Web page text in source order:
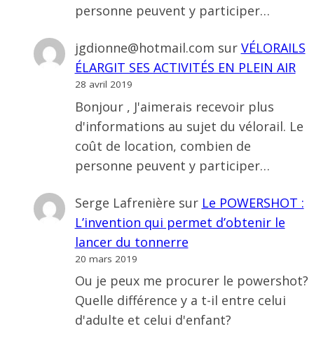
personne peuvent y participer…
jgdionne@hotmail.com sur VÉLORAILS
ÉLARGIT SES ACTIVITÉS EN PLEIN AIR
28 avril 2019
Bonjour , J'aimerais recevoir plus
d'informations au sujet du vélorail. Le
coût de location, combien de
personne peuvent y participer…
Serge Lafrenière sur Le POWERSHOT :
L’invention qui permet d’obtenir le
lancer du tonnerre
20 mars 2019
Ou je peux me procurer le powershot?
Quelle différence y a t-il entre celui
d'adulte et celui d'enfant?